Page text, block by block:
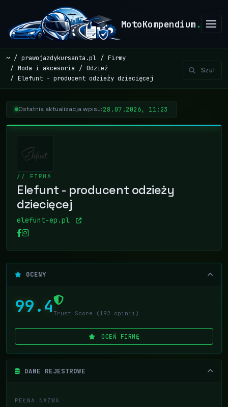
MotoKompendium .
~ prawojazdykursanta.pl
Firmy
Moda i akcesoria
Odzież
Elefunt - producent odzieży dziecięcej
Ostatnia aktualizacja wpisu:28.07.2026, 11:23
// FIRMA
Elefunt - producent odzieży
dziecięcej
elefunt-ep.pl
OCENY
99.4 Trust Score (192 opinii)
OCEŃ FIRMĘ
DANE REJESTROWE
PEŁNA NAZWA